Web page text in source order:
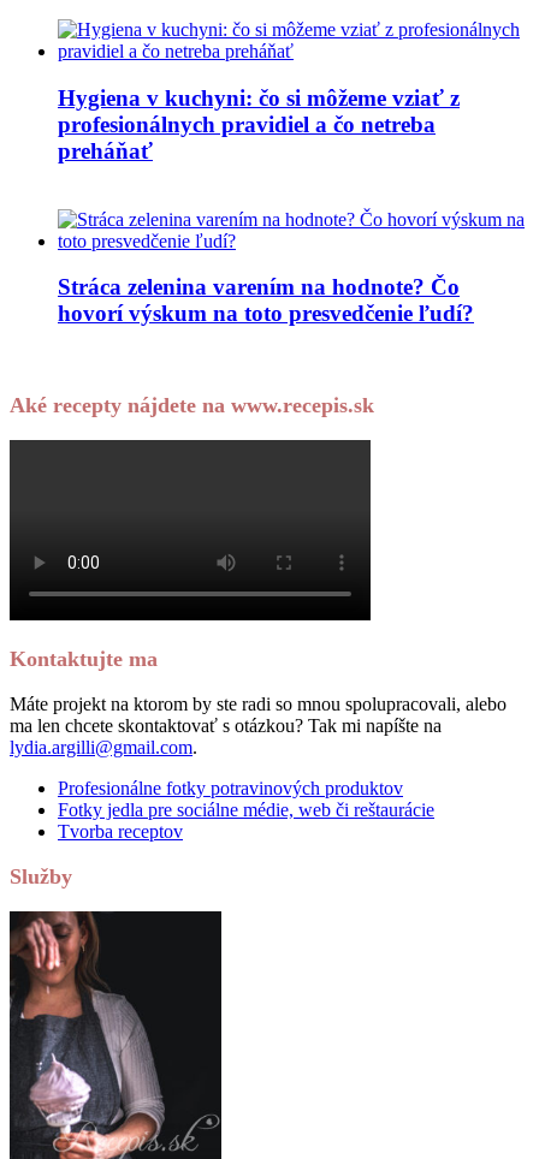
Hygiena v kuchyni: čo si môžeme vziať z
profesionálnych pravidiel a čo netreba
preháňať
Stráca zelenina varením na hodnote? Čo
hovorí výskum na toto presvedčenie ľudí?
Aké recepty nájdete na www.recepis.sk
Kontaktujte ma
Máte projekt na ktorom by ste radi so mnou spolupracovali, alebo
ma len chcete skontaktovať s otázkou? Tak mi napíšte na
lydia.argilli@gmail.com.
Profesionálne fotky potravinových produktov
Fotky jedla pre sociálne médie, web či reštaurácie
Tvorba receptov
Služby